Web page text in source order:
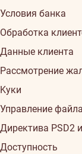
Условия банка
Обработка
Данные клиента
Рассмотрение
Kуки
Управление
Директива PSD2
Доступность